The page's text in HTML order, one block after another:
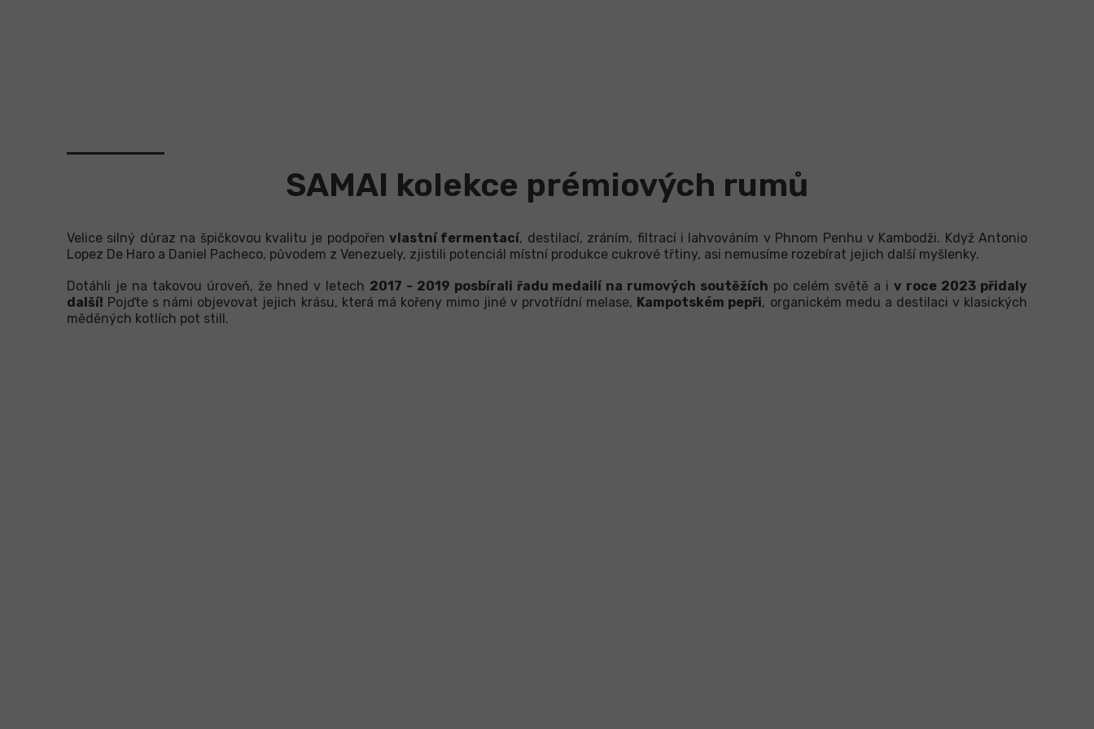
SAMAI kolekce prémiových rumů
Velice silný důraz na špičkovou kvalitu je podpořenvlastní fermentací, destilací, zráním, filtrací i lahvováním v Phnom Penhu v Kambodži. Když Antonio
Lopez De Haro a Daniel Pacheco, původem z Venezuely, zjistili potenciál místní produkce cukrové třtiny, asi nemusíme rozebírat jejich další myšlenky.
Dotáhli je na takovou úroveň, že hned v letech 2017 - 2019 posbírali řadu medailí na rumových soutěžích po celém světě a iv roce 2023 přidaly
další! Pojďte s námi objevovat jejich krásu, která má kořeny mimo jiné v prvotřídní melase, Kampotském pepři, organickém medu a destilaci v klasických
měděných kotlích pot still.